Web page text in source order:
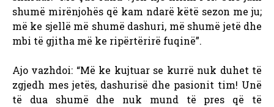
shumë mirënjohës që kam ndarë këtë sezon me ju;
më ke sjellë më shumë dashuri, më shumë jetë dhe
mbi të gjitha më ke ripërtërirë fuqinë”.
Ajo vazhdoi: “Më ke kujtuar se kurrë nuk duhet të
zgjedh mes jetës, dashurisë dhe pasionit tim! Unë
të dua shumë dhe nuk mund të pres që të